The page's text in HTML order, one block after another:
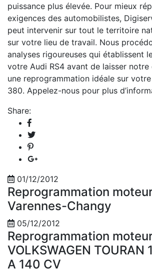
puissance plus élevée. Pour mieux
exigences des automobilistes,
peut intervenir sur tout le territoire
sur votre lieu de travail. Nous
analyses rigoureuses qui établissent
votre Audi RS4 avant de laisser notre
une reprogrammation idéale sur
380. Appelez-nous pour plus
Share:
01/12/2012
Reprogrammation
Varennes-Changy
05/12/2012
Reprogrammation
VOLKSWAGEN TOURAN
A 140 CV